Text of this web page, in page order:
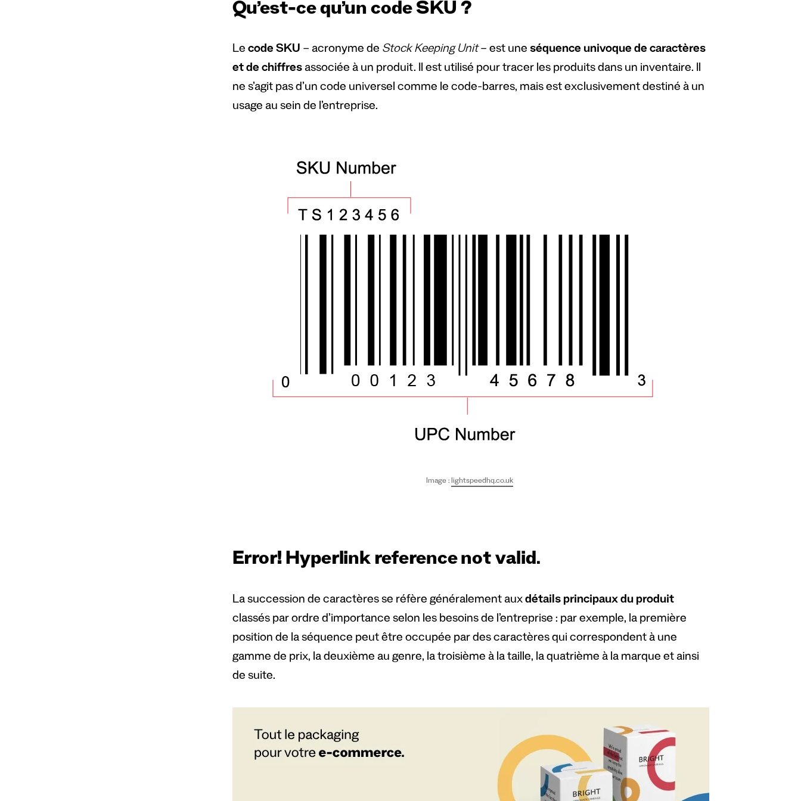
Qu’est-ce qu’un code SKU ?
Le code SKU – acronyme de Stock Keeping Unit– est une séquence univoque de caractères
et de chiffresassociée à un produit. Il est utilisé pour tracer les produits dans un inventaire. Il
ne s’agit pas d’un code universel comme le code-barres, mais est exclusivement destiné à un
usage au sein de l’entreprise.
Image : lightspeedhq.co.uk
Error! Hyperlink reference not valid.
La succession de caractères se réfère généralement auxdétails principaux du produit
classés par ordre d’importance selon les besoins de l’entreprise : par exemple, la première
position de la séquence peut être occupée par des caractères qui correspondent à une
gamme de prix, la deuxième au genre, la troisième à la taille, la quatrième à la marque et ainsi
de suite.